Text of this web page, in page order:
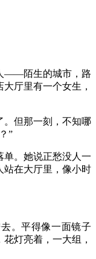
——陌生的城市，路
厅里有一个女生，
但那一刻，不知哪
”
。她说正愁没人一
站在大厅里，像小时
。平得像一面镜子
灯亮着，一大组，